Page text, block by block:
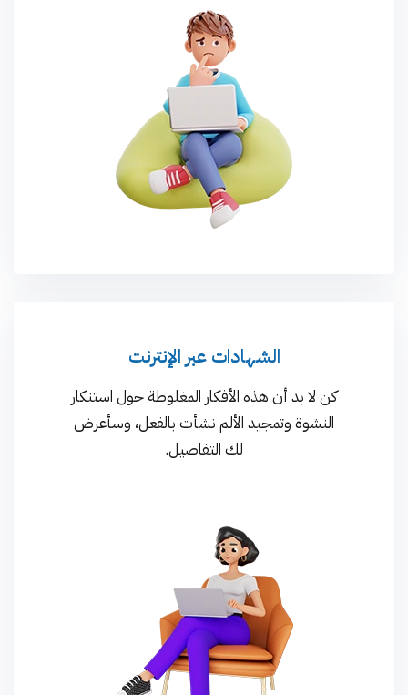
الشهادات عبر الإنترنت
كن لا بد أن هذه الأفكار المغلوطة حول استنكار
النشوة وتمجيد الألم نشأت بالفعل، وسأعرض
لك التفاصيل.